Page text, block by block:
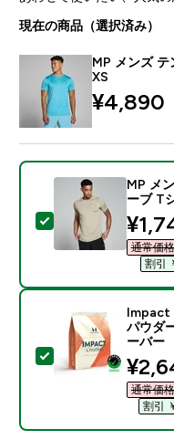
現在の商品（選択済み）
MP メンズ
XS
¥4,890‎
この商品を選択
MP メ
ーブ T
通常価
割引
この商品を選択
Impact
パウダ
ーバー
通常価
割引